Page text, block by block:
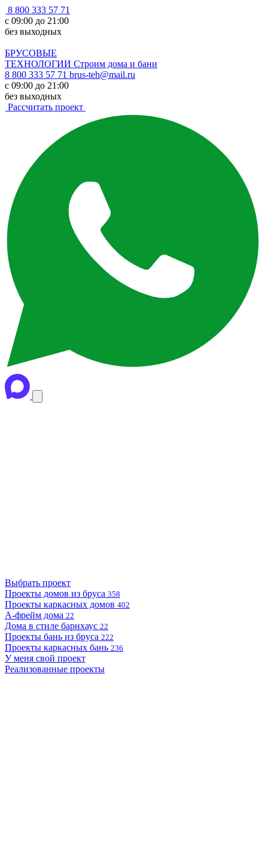
8 800 333 57 71
с 09:00 до 21:00
без выходных
БРУСОВЫЕ
ТЕХНОЛОГИИ Строим дома и бани
8 800 333 57 71 brus-teh@mail.ru
с 09:00 до 21:00
без выходных
Рассчитать проект
Выбрать проект
Проекты домов из бруса 358
Проекты каркасных домов 402
А-фрейм дома 22
Дома в стиле барнхаус 22
Проекты бань из бруса 222
Проекты каркасных бань 236
У меня свой проект
Реализованные проекты